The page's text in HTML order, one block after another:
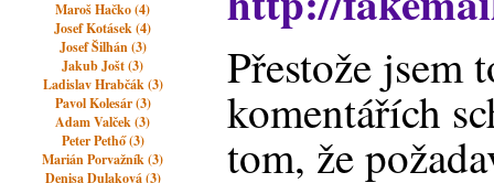
Maroš Hačko (4)
Josef Kotásek (4)
Josef Šilhán (3)
Jakub Jošt (3)
Ladislav Hrabčák (3)
Pavol Kolesár (3)
Adam Valček (3)
Peter Pethő (3)
Marián Porvažník (3)
Denisa Dulaková (3)
Přestože jsem
komentářích
tom, že